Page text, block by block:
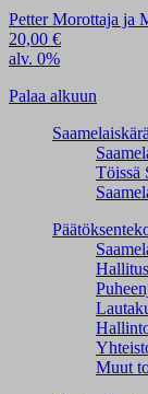
Petter Morottaja ja
20,00 €
alv. 0%
Palaa alkuun
Töissä
Hallitus
Muut